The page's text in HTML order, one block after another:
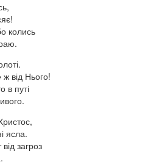
колись
від Нього!
в путі
ясла.
загроз